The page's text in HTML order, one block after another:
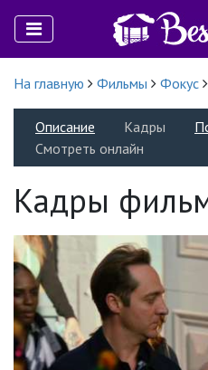
На главную Фильмы Фокус
Описание Кадры
Смотреть онлайн
Кадры